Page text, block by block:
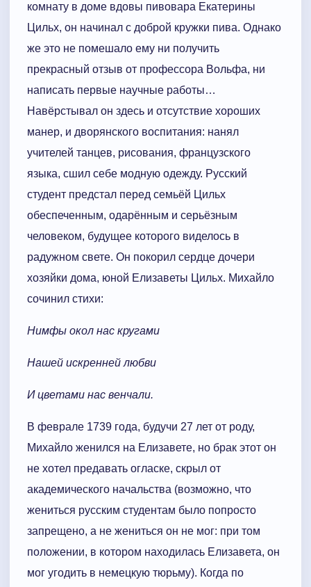
комнату в доме вдовы пивовара Екатерины
Цильх, он начинал с доброй кружки пива. Однако
же это не помешало ему ни получить
прекрасный отзыв от профессора Вольфа, ни
написать первые научные работы…
Навёрстывал он здесь и отсутствие хороших
манер, и дворянского воспитания: нанял
учителей танцев, рисования, французского
языка, сшил себе модную одежду. Русский
студент предстал перед семьёй Цильх
обеспеченным, одарённым и серьёзным
человеком, будущее которого виделось в
радужном свете. Он покорил сердце дочери
хозяйки дома, юной Елизаветы Цильх. Михайло
сочинил стихи:
Нимфы окол нас кругами
Нашей искренней любви
И цветами нас венчали.
В феврале 1739 года, будучи 27 лет от роду,
Михайло женился на Елизавете, но брак этот он
не хотел предавать огласке, скрыл от
академического начальства (возможно, что
жениться русским студентам было попросто
запрещено, а не жениться он не мог: при том
положении, в котором находилась Елизавета, он
мог угодить в немецкую тюрьму). Когда по